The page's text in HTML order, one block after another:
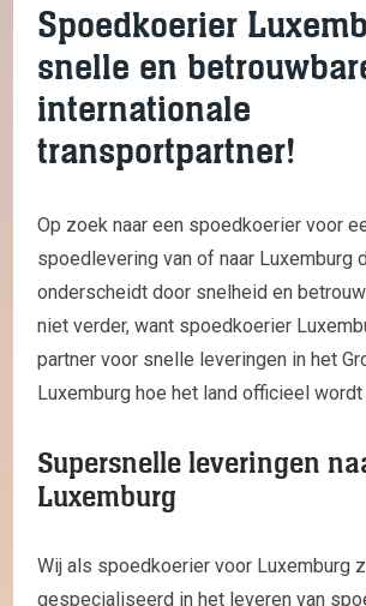
Spoedkoerier
snelle en
internationale
transportpartner!
Op zoek naar een spoedkoerier voor
spoedlevering van of naar Luxemburg
onderscheidt door snelheid en
niet verder, want spoedkoerier
partner voor snelle leveringen in het
Luxemburg hoe het land officieel wordt
Supersnelle leveringen
Luxemburg
Wij als spoedkoerier voor Luxemburg
gespecialiseerd in het leveren van